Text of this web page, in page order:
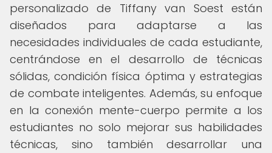
personalizado de Tiffany van Soest están
diseñados para adaptarse a las
necesidades individuales de cada estudiante,
centrándose en el desarrollo de técnicas
sólidas, condición física óptima y estrategias
de combate inteligentes. Además, su enfoque
en la conexión mente-cuerpo permite a los
estudiantes no solo mejorar sus habilidades
técnicas, sino también desarrollar una